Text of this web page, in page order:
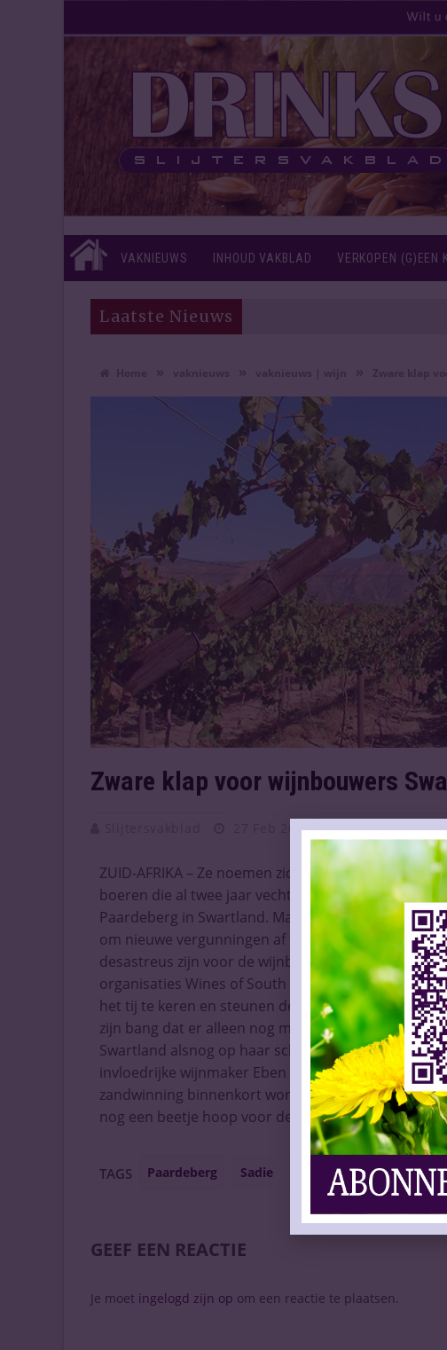
VAKNIEUWS INHOUD VAKBLAD VERKOPEN (G)EEN
Laatste Nieuws
Zware klap voor wijnbouwers
27 Feb 2017 Vaknieuws |
ZUID-AFRIKA – Ze noemen zich de ‘Protect the
boeren die al twee jaar vechten tegen de plannen
Paardeberg in Swartland. Maar het lijkt een
om nieuwe vergunningen af te geven, een enorme
desastreus zijn voor de wijnbouw en het
organisaties Wines of South Africa (WOSA) en
het tij te keren en steunen de petitie die de
zijn bang dat er alleen nog maar meer aanvragen
Swartland alsnog op haar schreden terugkeert.
invloedrijke wijnmaker Eben Sadie. Zijn wijngebied
zandwinning binnenkort wordt toegestaan. Ook
nog een beetje hoop voor de wijnbouwers; ze
TAGS Paardeberg Sadie wijnbouw Zuid-Afrika
GEEF EEN REACTIE
Je moet ingelogd zijn op om een reactie te plaatsen.